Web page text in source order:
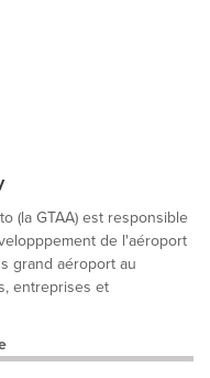
(la GTAA) est responsible
de l'aéroport
grand aéroport au
entreprises et